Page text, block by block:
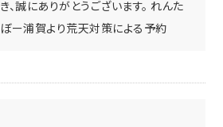
き、誠にありがとうございます。 れんた
ぼー浦賀より荒天対策による予約